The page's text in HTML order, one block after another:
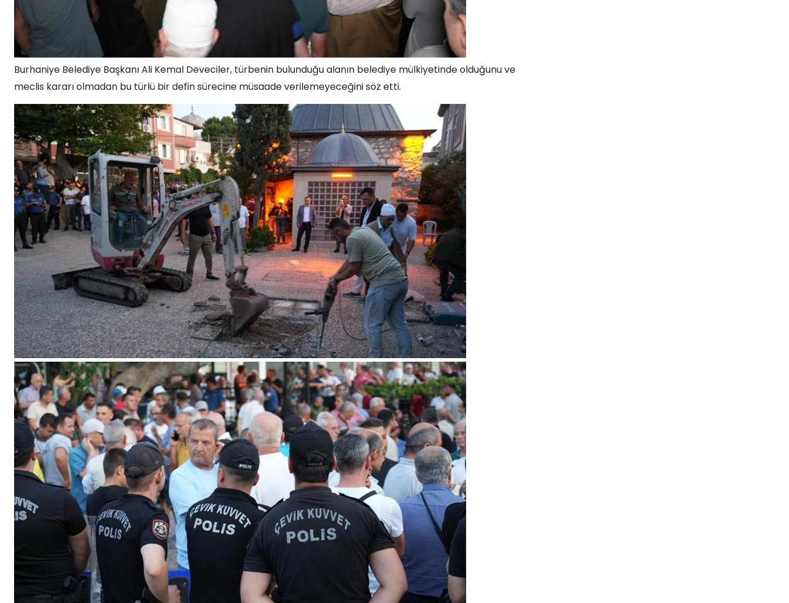
Burhaniye Belediye Başkanı Ali Kemal Deveciler, türbenin bulunduğu alanın belediye mülkiyetinde olduğunu ve
meclis kararı olmadan bu türlü bir defin sürecine müsaade verilemeyeceğini söz etti.